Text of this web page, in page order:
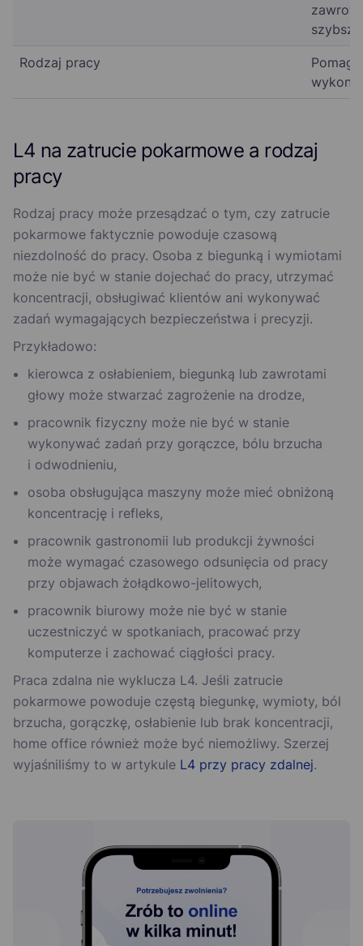
zawroty
Rodzaj pracy
L4 na zatrucie pokarmowe a rodzaj
pracy
Rodzaj pracy może przesądzać o tym, czy zatrucie
pokarmowe faktycznie powoduje czasową
niezdolność do pracy. Osoba z biegunką i wymiotami
może nie być w stanie dojechać do pracy, utrzymać
koncentracji, obsługiwać klientów ani wykonywać
zadań wymagających bezpieczeństwa i precyzji.
Przykładowo:
kierowca z osłabieniem, biegunką lub zawrotami
głowy może stwarzać zagrożenie na drodze,
pracownik fizyczny może nie być w stanie
wykonywać zadań przy gorączce, bólu brzucha
i odwodnieniu,
osoba obsługująca maszyny może mieć obniżoną
koncentrację i refleks,
pracownik gastronomii lub produkcji żywności
może wymagać czasowego odsunięcia od pracy
przy objawach żołądkowo-jelitowych,
pracownik biurowy może nie być w stanie
uczestniczyć w spotkaniach, pracować przy
komputerze i zachować ciągłości pracy.
Praca zdalna nie wyklucza L4. Jeśli zatrucie
pokarmowe powoduje częstą biegunkę, wymioty, ból
brzucha, gorączkę, osłabienie lub brak koncentracji,
home office również może być niemożliwy. Szerzej
wyjaśniliśmy to w artykule L4 przy pracy zdalnej.